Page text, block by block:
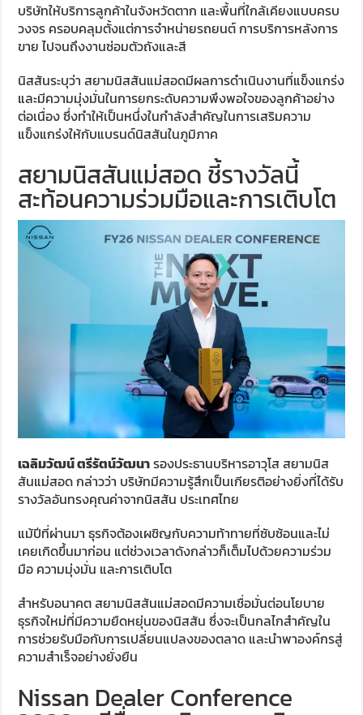
บริษัทให้บริการลูกค้าในจังหวัดตาก และพื้นที่ใกล้เคียงแบบครบ
วงจร ครอบคลุมตั้งแต่การจำหน่ายรถยนต์ การบริการหลังการ
ขาย ไปจนถึงงานซ่อมตัวถังและสี
นิสสันระบุว่า สยามนิสสันแม่สอดมีผลการดำเนินงานที่แข็งแกร่ง
และมีความมุ่งมั่นในการยกระดับความพึงพอใจของลูกค้าอย่าง
ต่อเนื่อง ซึ่งทำให้เป็นหนึ่งในกำลังสำคัญในการเสริมความ
แข็งแกร่งให้กับแบรนด์นิสสันในภูมิภาค
สยามนิสสันแม่สอด ชี้รางวัลนี้
สะท้อนความร่วมมือและการเติบโต
เฉลิมวัฒน์ ตรีรัตน์วัฒนารองประธานบริหารอาวุโส สยามนิส
สันแม่สอด กล่าวว่า บริษัทมีความรู้สึกเป็นเกียรติอย่างยิ่งที่ได้รับ
รางวัลอันทรงคุณค่าจากนิสสัน ประเทศไทย
แม้ปีที่ผ่านมา ธุรกิจต้องเผชิญกับความท้าทายที่ซับซ้อนและไม่
เคยเกิดขึ้นมาก่อน แต่ช่วงเวลาดังกล่าวก็เต็มไปด้วยความร่วม
มือ ความมุ่งมั่น และการเติบโต
สำหรับอนาคต สยามนิสสันแม่สอดมีความเชื่อมั่นต่อนโยบาย
ธุรกิจใหม่ที่มีความยืดหยุ่นของนิสสัน ซึ่งจะเป็นกลไกสำคัญใน
การช่วยรับมือกับการเปลี่ยนแปลงของตลาด และนำพาองค์กรสู่
ความสำเร็จอย่างยั่งยืน
Nissan Dealer Conference